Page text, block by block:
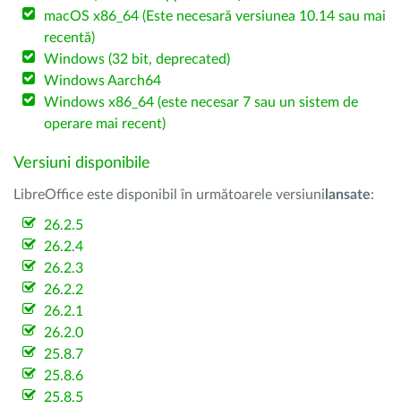
macOS x86_64 (Este necesară versiunea 10.14 sau mai
recentă)
Windows (32 bit, deprecated)
Windows Aarch64
Windows x86_64 (este necesar 7 sau un sistem de
operare mai recent)
Versiuni disponibile
LibreOffice este disponibil în următoarele versiuni lansate:
26.2.5
26.2.4
26.2.3
26.2.2
26.2.1
26.2.0
25.8.7
25.8.6
25.8.5